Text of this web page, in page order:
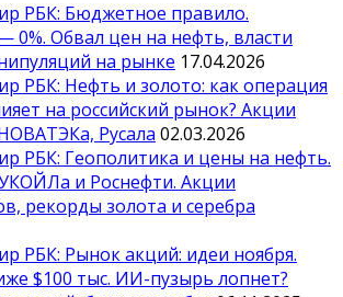
РБК: Бюджетное правило.
0%. Обвал цен на нефть, власти
на рынке 17.04.2026
РБК: Нефть и золото: как операция
на российский рынок? Акции
Русала 02.03.2026
РБК: Геополитика и цены на нефть.
и Роснефти. Акции
рекорды золота и серебра
РБК: Рынок акций: идеи ноября.
$100 тыс. ИИ-пузырь лопнет?